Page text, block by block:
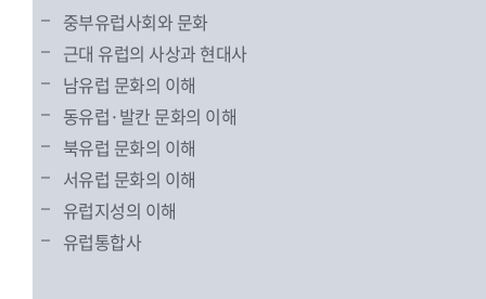
중부유럽사회와 문화
근대 유럽의 사상과 현대사
남유럽 문화의 이해
동유럽·발칸 문화의 이해
북유럽 문화의 이해
서유럽 문화의 이해
유럽지성의 이해
유럽통합사